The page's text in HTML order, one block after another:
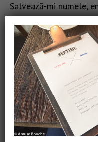
Salvează-mi numele,
CAUTARE